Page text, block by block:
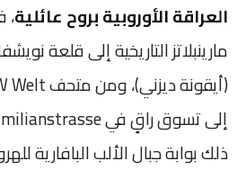
العراقة الأوروبية بروح عائلية
مارينبلاتز التاريخية إلى قلعة
ذلك بوابة جبال الألب البافارية